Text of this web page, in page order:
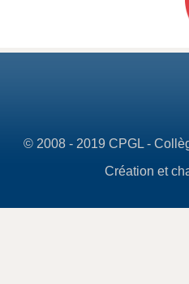
© 2008 - 2019 CPGL -
Création et